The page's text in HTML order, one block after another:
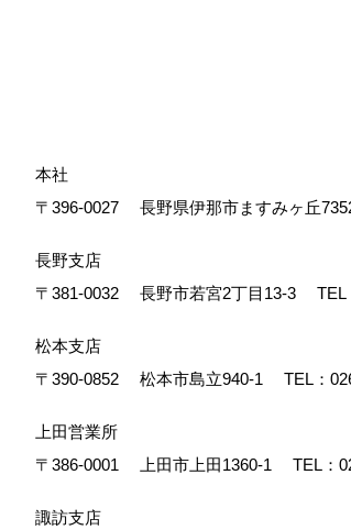
本社
〒396-0027
長野県伊那市ますみヶ丘
長野支店
〒381-0032
長野市若宮2丁目13-3 TEL
松本支店
〒390-0852
松本市島立940-1 TEL：
上田営業所
〒386-0001
上田市上田1360-1 TEL：
諏訪支店